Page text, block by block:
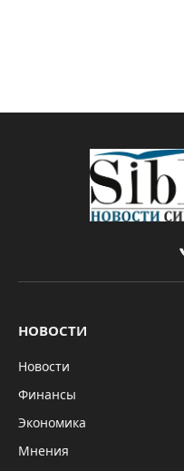
НОВОСТИ
Новости
Финансы
Экономика
Мнения